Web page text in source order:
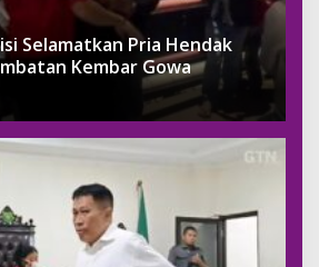
Selamatkan Pria Hendak
Kembar Gowa